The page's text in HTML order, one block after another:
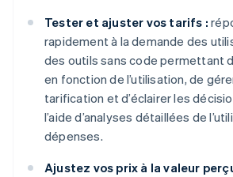
Tester et ajuster vos tarifs :
rapidement à la demande des
des outils sans code permettant
en fonction de l’utilisation, de
tarification et d’éclairer les
l’aide d’analyses détaillées de
dépenses.
Ajustez vos prix à la valeur